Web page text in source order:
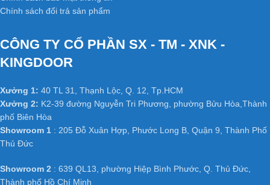
Chính sách đổi trả sản phẩm
CÔNG TY CỔ PHẦN SX - TM - XNK -
KINGDOOR
Xưởng 1: 40 TL 31, Thạnh Lộc, Q. 12, Tp.HCM
Xưởng 2: K2-39 đường Nguyễn Tri Phương, phường Bửu Hòa,Thành
phố Biên Hòa
Showroom 1 : 205 Đỗ Xuân Hợp, Phước Long B, Quận 9, Thành Phố
Thủ Đức
Showroom 2 : 639 QL13, phường Hiệp Bình Phước, Q. Thủ Đức,
Thành phố Hồ Chí Minh